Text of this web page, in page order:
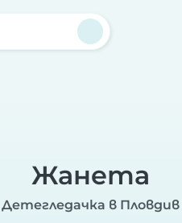
Жанета
Детегледачка в Пловдив